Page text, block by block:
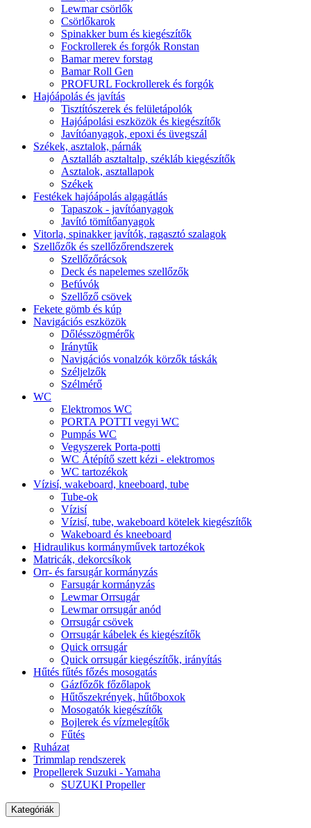
Lewmar csörlők
Csörlőkarok
Spinakker bum és kiegészítők
Fockrollerek és forgók Ronstan
Bamar merev forstag
Bamar Roll Gen
PROFURL Fockrollerek és forgók
Hajóápolás és javítás
Tisztítószerek és felületápolók
Hajóápolási eszközök és kiegészítők
Javítóanyagok, epoxi és üvegszál
Székek, asztalok, párnák
Asztalláb asztaltalp, székláb kiegészítők
Asztalok, asztallapok
Székek
Festékek hajóápolás algagátlás
Tapaszok - javítóanyagok
Javító tömítőanyagok
Vitorla, spinakker javítók, ragasztó szalagok
Szellőzők és szellőzőrendszerek
Szellőzőrácsok
Deck és napelemes szellőzők
Befúvók
Szellőző csövek
Fekete gömb és kúp
Navigációs eszközök
Dőlésszögmérők
Iránytűk
Navigációs vonalzók körzők táskák
Széljelzők
Szélmérő
WC
Elektromos WC
PORTA POTTI vegyi WC
Pumpás WC
Vegyszerek Porta-potti
WC Átépítő szett kézi - elektromos
WC tartozékok
Vízisí, wakeboard, kneeboard, tube
Tube-ok
Vízisí
Vízisí, tube, wakeboard kötelek kiegészítők
Wakeboard és kneeboard
Hidraulikus kormányművek tartozékok
Matricák, dekorcsíkok
Orr- és farsugár kormányzás
Farsugár kormányzás
Lewmar Orrsugár
Lewmar orrsugár anód
Orrsugár csövek
Orrsugár kábelek és kiegészítők
Quick orrsugár
Quick orrsugár kiegészítők, irányítás
Hűtés fűtés főzés mosogatás
Gázfőzők főzőlapok
Hűtőszekrények, hűtőboxok
Mosogatók kiegészítők
Bojlerek és vízmelegítők
Fűtés
Ruházat
Trimmlap rendszerek
Propellerek Suzuki - Yamaha
SUZUKI Propeller
Kategóriák